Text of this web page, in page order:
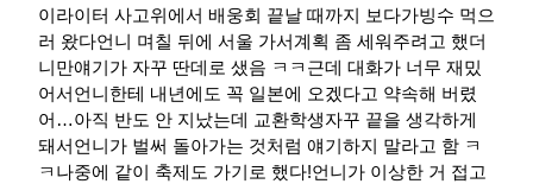
이라이터 사고위에서 배웅회 끝날 때까지 보다가빙수 먹으
러 왔다언니 며칠 뒤에 서울 가서계획 좀 세워주려고 했더
니만얘기가 자꾸 딴데로 샜음 ㅋㅋ근데 대화가 너무 재밌
어서언니한테 내년에도 꼭 일본에 오겠다고 약속해 버렸
어…아직 반도 안 지났는데 교환학생자꾸 끝을 생각하게
돼서언니가 벌써 돌아가는 것처럼 얘기하지 말라고 함 ㅋ
ㅋ나중에 같이 축제도 가기로 했다!언니가 이상한 거 접고